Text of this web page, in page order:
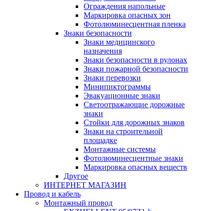
Ограждения напольные
Маркировка опасных зон
Фотолюминесцентная пленка
Знаки безопасности
Знаки медицинского
назначения
Знаки безопасности в рулонах
Знаки пожарной безопасности
Знаки перевозки
Минипиктограммы
Эвакуационные знаки
Светоотражающие дорожные
знаки
Стойки для дорожных знаков
Знаки на строительной
площадке
Монтажные системы
Фотолюминесцентные знаки
Маркировка опасных веществ
Другое
ИНТЕРНЕТ МАГАЗИН
Провод и кабель
Монтажный провод